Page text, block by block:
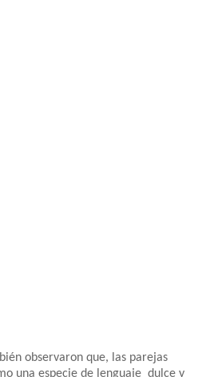
observaron que, las parejas
una especie de lenguaje dulce y